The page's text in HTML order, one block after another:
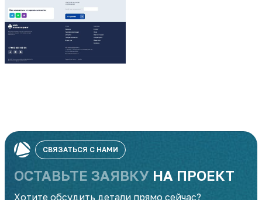
СВЯЗАТЬСЯ С НАМИ
ОСТАВЬТЕ ЗАЯВКУ НА ПРОЕКТ
Хотите обсудить детали прямо сейчас?